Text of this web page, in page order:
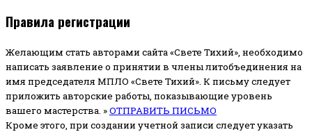
Правила регистрации
Желающим стать авторами сайта «Свете Тихий», необходимо
написать заявление о принятии в члены литобъединения на
имя председателя МПЛО «Свете Тихий». К письму следует
приложить авторские работы, показывающие уровень
вашего мастерства. »ОТПРАВИТЬ ПИСЬМО
Кроме этого, при создании учетной записи следует указать